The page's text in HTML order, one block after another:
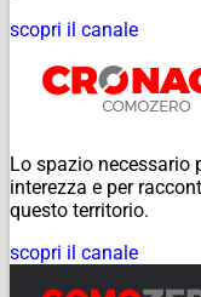
scopri il canale
Lo spazio necessario
interezza e per
questo territorio.
scopri il canale